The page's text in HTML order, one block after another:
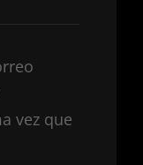
vez que